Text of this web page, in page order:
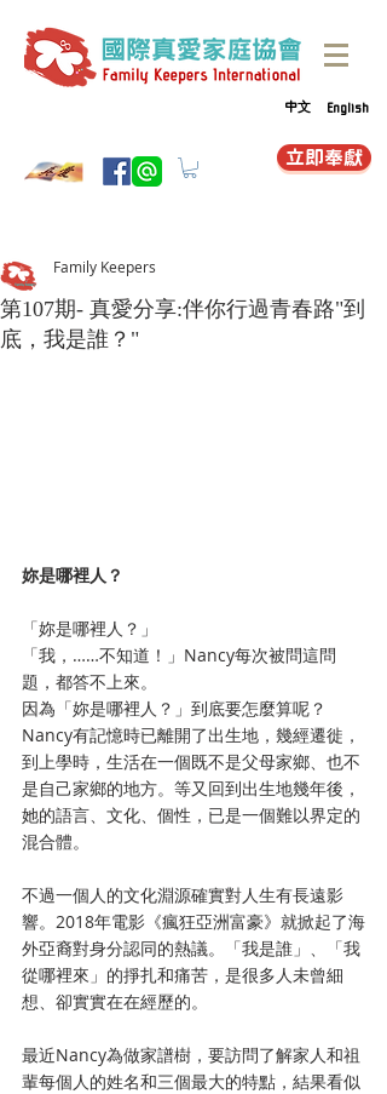
中文 English
立即奉獻
第107期- 真愛分享:伴你行過青春路"到
底，我是誰？"
Family Keepers
妳是哪裡人？
「妳是哪裡人？」
「我，……不知道！」Nancy每次被問這問
題，都答不上來。
因為「妳是哪裡人？」到底要怎麼算呢？
Nancy有記憶時已離開了出生地，幾經遷徙，
到上學時，生活在一個既不是父母家鄉、也不
是自己家鄉的地方。等又回到出生地幾年後，
她的語言、文化、個性，已是一個難以界定的
混合體。
不過一個人的文化淵源確實對人生有長遠影
響。2018年電影《瘋狂亞洲富豪》就掀起了海
外亞裔對身分認同的熱議。「我是誰」、「我
從哪裡來」的掙扎和痛苦，是很多人未曾細
想、卻實實在在經歷的。
最近Nancy為做家譜樹，要訪問了解家人和祖
輩每個人的姓名和三個最大的特點，結果看似